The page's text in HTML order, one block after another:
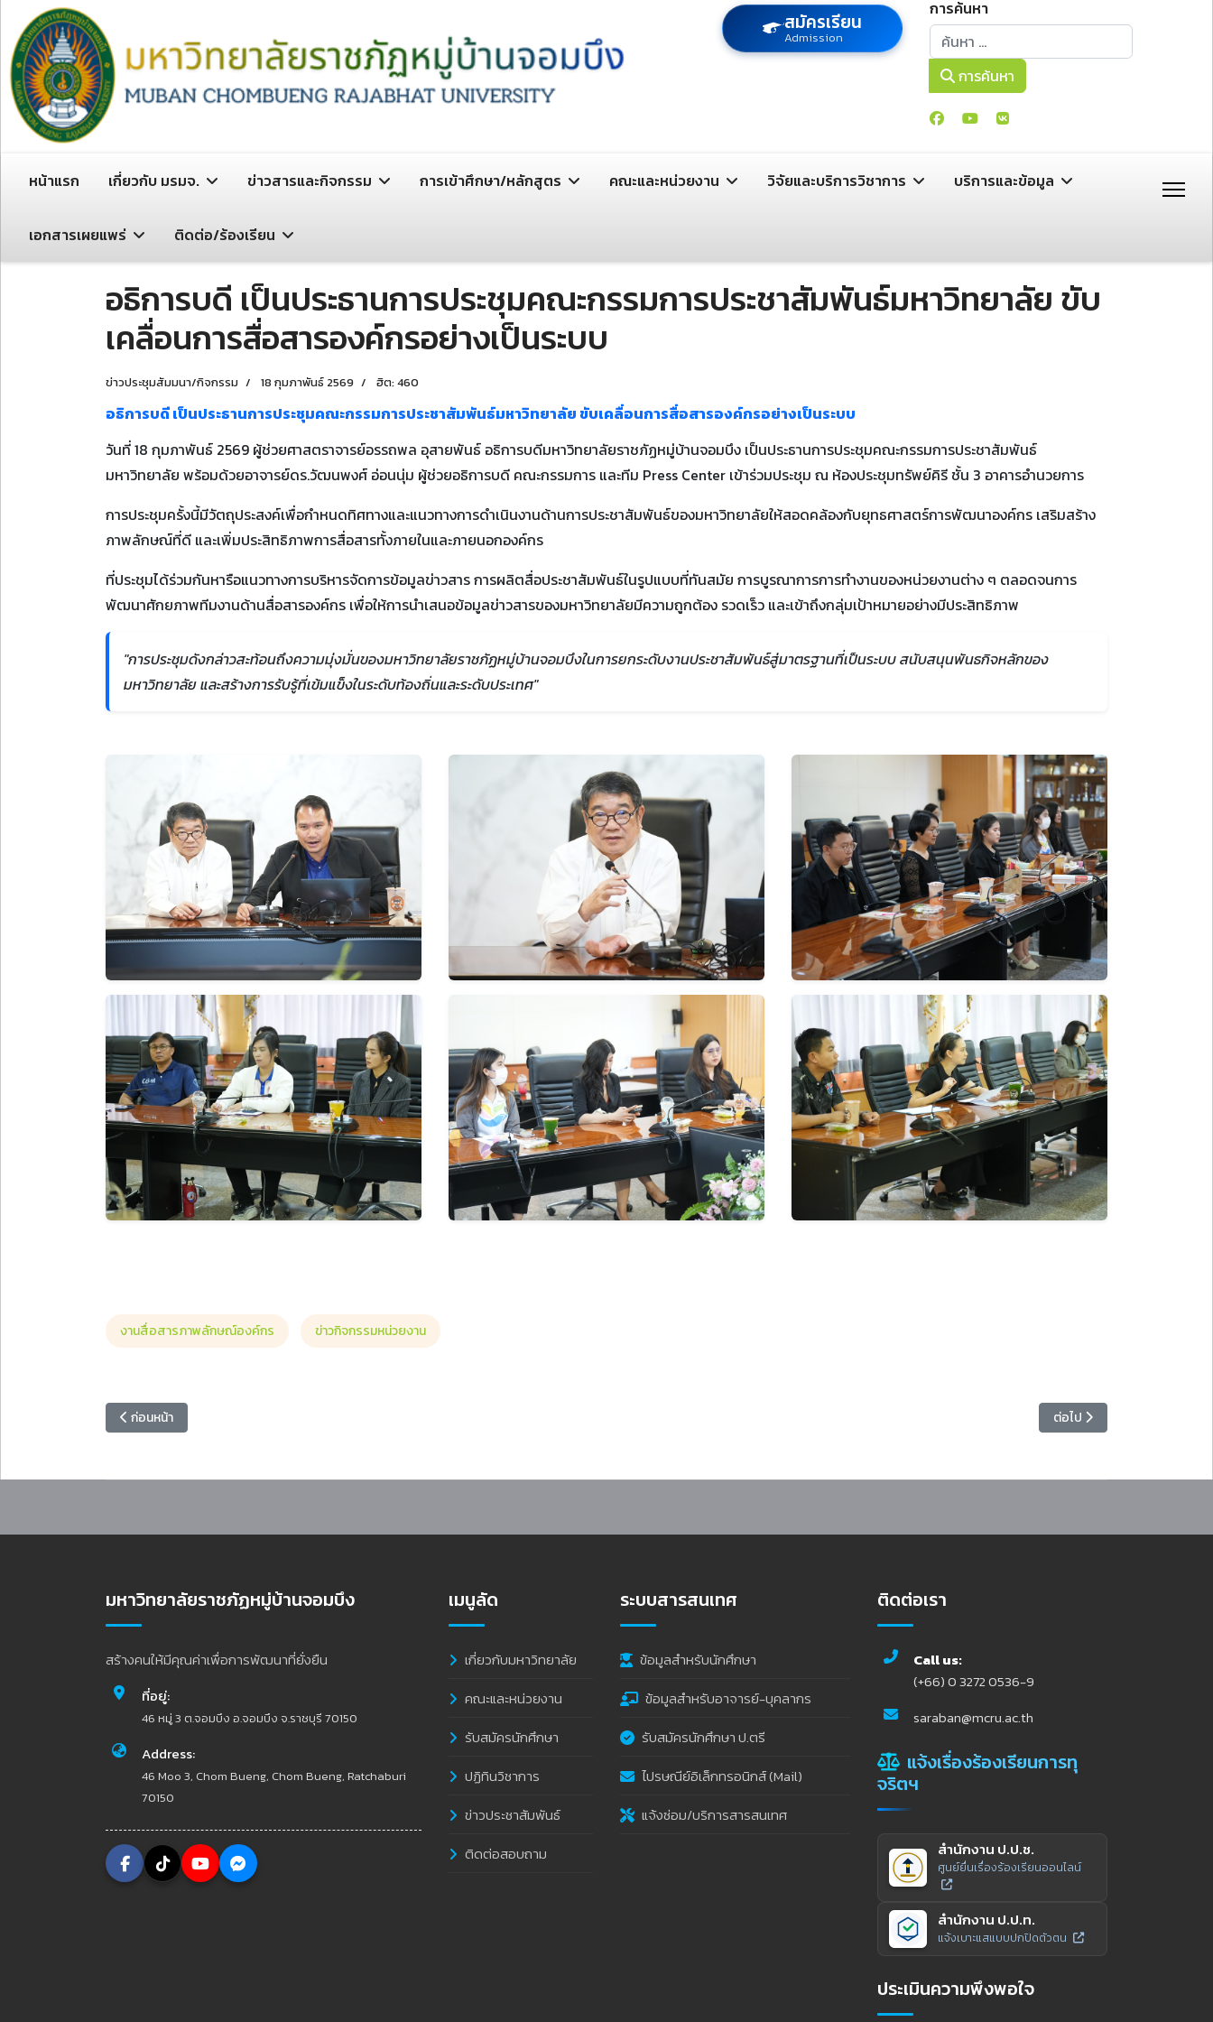
สมัครเรียน
Admission
การค้นหา
การค้นหา
การค้นหา
หน้าแรก เกี่ยวกับ มรมจ. ข่าวสารและกิจกรรม การเข้าศึกษา/หลักสูตร คณะและหน่วยงาน วิจัยและบริการวิชาการ บริการและข้อมูล
เอกสารเผยแพร่ ติดต่อ/ร้องเรียน
อธิการบดี เป็นประธานการประชุมคณะกรรมการประชาสัมพันธ์มหาวิทยาลัย ขับ
เคลื่อนการสื่อสารองค์กรอย่างเป็นระบบ
ข่าวประชุมสัมมนา/กิจกรรม 18 กุมภาพันธ์ 2569 ฮิต: 460
อธิการบดี เป็นประธานการประชุมคณะกรรมการประชาสัมพันธ์มหาวิทยาลัย ขับเคลื่อนการสื่อสารองค์กรอย่างเป็นระบบ
วันที่ 18 กุมภาพันธ์ 2569 ผู้ช่วยศาสตราจารย์อรรถพล อุสายพันธ์ อธิการบดีมหาวิทยาลัยราชภัฏหมู่บ้านจอมบึง เป็นประธานการประชุมคณะกรรมการประชาสัมพันธ์
มหาวิทยาลัย พร้อมด้วยอาจารย์ดร.วัฒนพงศ์ อ่อนนุ่ม ผู้ช่วยอธิการบดี คณะกรรมการ และทีม Press Center เข้าร่วมประชุม ณ ห้องประชุมทรัพย์คิรี ชั้น 3 อาคารอำนวยการ
การประชุมครั้งนี้มีวัตถุประสงค์เพื่อกำหนดทิศทางและแนวทางการดำเนินงานด้านการประชาสัมพันธ์ของมหาวิทยาลัยให้สอดคล้องกับยุทธศาสตร์การพัฒนาองค์กร เสริมสร้าง
ภาพลักษณ์ที่ดี และเพิ่มประสิทธิภาพการสื่อสารทั้งภายในและภายนอกองค์กร
ที่ประชุมได้ร่วมกันหารือแนวทางการบริหารจัดการข้อมูลข่าวสาร การผลิตสื่อประชาสัมพันธ์ในรูปแบบที่ทันสมัย การบูรณาการการทำงานของหน่วยงานต่าง ๆ ตลอดจนการ
พัฒนาศักยภาพทีมงานด้านสื่อสารองค์กร เพื่อให้การนำเสนอข้อมูลข่าวสารของมหาวิทยาลัยมีความถูกต้อง รวดเร็ว และเข้าถึงกลุ่มเป้าหมายอย่างมีประสิทธิภาพ
"การประชุมดังกล่าวสะท้อนถึงความมุ่งมั่นของมหาวิทยาลัยราชภัฏหมู่บ้านจอมบึงในการยกระดับงานประชาสัมพันธ์สู่มาตรฐานที่เป็นระบบ สนับสนุนพันธกิจหลักของ
มหาวิทยาลัย และสร้างการรับรู้ที่เข้มแข็งในระดับท้องถิ่นและระดับประเทศ"
งานสื่อสารภาพลักษณ์องค์กร ข่าวกิจกรรมหน่วยงาน
เนื้อหาก่อนหน้า: สมาคมศิษย์เก่ามหาวิทยาลัยราชภัฏหมู่บ้านจอมบึง จัดประชุมวิสามัญสมาชิกสมาคมศิษย์เก่าฯ และเลือกตั้งนายกสมาคมศิษย์เก่าฯ คนใหม่
ก่อนหน้า เนื้อหาถัดไป: อธิการบดี เปิด
ต่อไป
มหาวิทยาลัยราชภัฏหมู่บ้านจอมบึง
สร้างคนให้มีคุณค่าเพื่อการพัฒนาที่ยั่งยืน
ที่อยู่:
46 หมู่ 3 ต.จอมบึง อ.จอมบึง จ.ราชบุรี 70150
Address:
46 Moo 3, Chom Bueng, Chom Bueng, Ratchaburi
70150
เมนูลัด
เกี่ยวกับมหาวิทยาลัย
คณะและหน่วยงาน
รับสมัครนักศึกษา
ปฏิทินวิชาการ
ข่าวประชาสัมพันธ์
ติดต่อสอบถาม
ระบบสารสนเทศ
ข้อมูลสำหรับนักศึกษา
ข้อมูลสำหรับอาจารย์-บุคลากร
รับสมัครนักศึกษา ป.ตรี
ไปรษณีย์อิเล็กทรอนิกส์ (Mail)
แจ้งซ่อม/บริการสารสนเทศ
ติดต่อเรา
Call us:
(+66) 0 3272 0536-9
saraban@mcru.ac.th
แจ้งเรื่องร้องเรียนการทุ
จริตฯ
สำนักงาน ป.ป.ช.
ศูนย์ยื่นเรื่องร้องเรียนออนไลน์
สำนักงาน ป.ป.ท.
แจ้งเบาะแสแบบปกปิดตัวตน
ประเมินความพึงพอใจ